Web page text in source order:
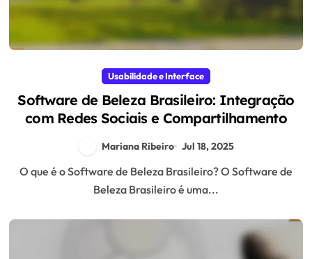
Usabilidade e Interface
Software de Beleza Brasileiro: Integração
com Redes Sociais e Compartilhamento
Mariana Ribeiro Jul 18, 2025
O que é o Software de Beleza Brasileiro? O Software de
Beleza Brasileiro é uma...